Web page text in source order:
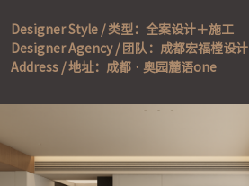
Designer Style / 类型：全案设计＋施工
Designer Agency / 团队：成都宏福樘设计
Address / 地址：成都 · 奥园麓语one